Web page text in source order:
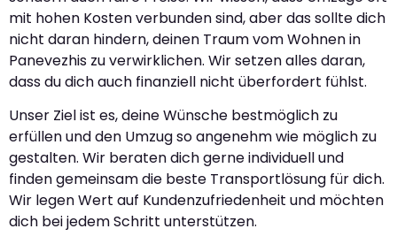
mit hohen Kosten verbunden sind, aber das sollte dich
nicht daran hindern, deinen Traum vom Wohnen in
Panevezhis zu verwirklichen. Wir setzen alles daran,
dass du dich auch finanziell nicht überfordert fühlst.
Unser Ziel ist es, deine Wünsche bestmöglich zu
erfüllen und den Umzug so angenehm wie möglich zu
gestalten. Wir beraten dich gerne individuell und
finden gemeinsam die beste Transportlösung für dich.
Wir legen Wert auf Kundenzufriedenheit und möchten
dich bei jedem Schritt unterstützen.